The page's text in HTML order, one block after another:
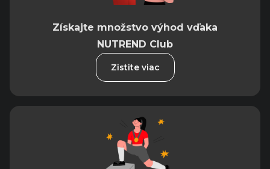
Získajte množstvo výhod vďaka
NUTREND Club
Zistite viac